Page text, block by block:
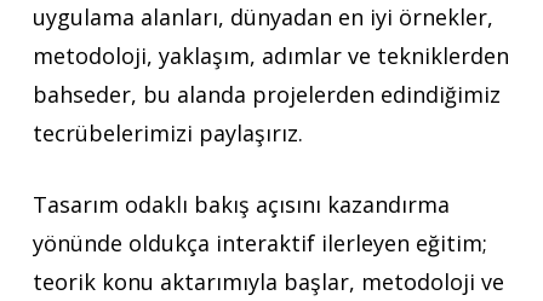
uygulama alanları, dünyadan en iyi örnekler,
metodoloji, yaklaşım, adımlar ve tekniklerden
bahseder, bu alanda projelerden edindiğimiz
tecrübelerimizi paylaşırız.
Tasarım odaklı bakış açısını kazandırma
yönünde oldukça interaktif ilerleyen eğitim;
teorik konu aktarımıyla başlar, metodoloji ve